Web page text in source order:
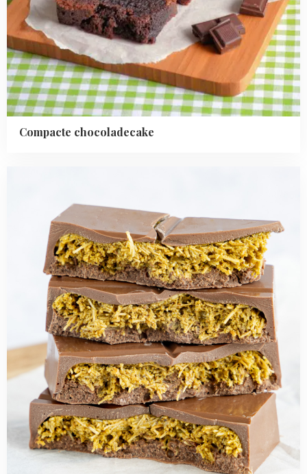
Compacte chocoladecake
chocoladereep